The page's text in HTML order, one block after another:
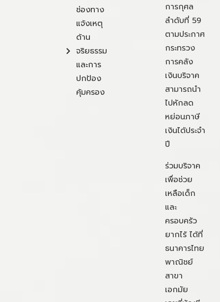
ช่องทาง
แจ้งเหตุ
ด้าน
จริยธรรม
และการ
ปกป้อง
คุ้มครอง
การกุศล
ลำดับที่ 59
ตามประกาศ
กระทรวง
การคลัง
เงินบริจาค
สามารถนำ
ไปหักลด
หย่อนภาษี
เงินได้ประจำ
ปี
ร่วมบริจาค
เพื่อช่วย
เหลือเด็ก
และ
ครอบครัว
ยากไร้ ได้ที่
ธนาคารไทย
พาณิชย์
สาขา
เอกมัย